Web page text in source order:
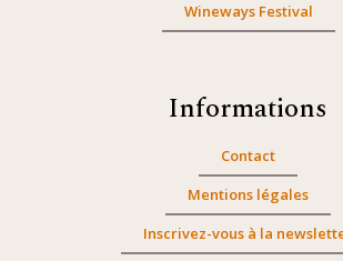
Wineways Festival
Informations
Contact
Mentions légales
Inscrivez-vous à la